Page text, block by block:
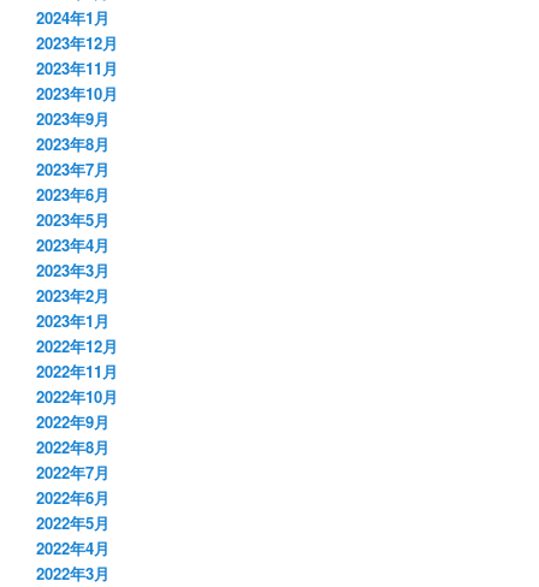
2024年1月
2023年12月
2023年11月
2023年10月
2023年9月
2023年8月
2023年7月
2023年6月
2023年5月
2023年4月
2023年3月
2023年2月
2023年1月
2022年12月
2022年11月
2022年10月
2022年9月
2022年8月
2022年7月
2022年6月
2022年5月
2022年4月
2022年3月